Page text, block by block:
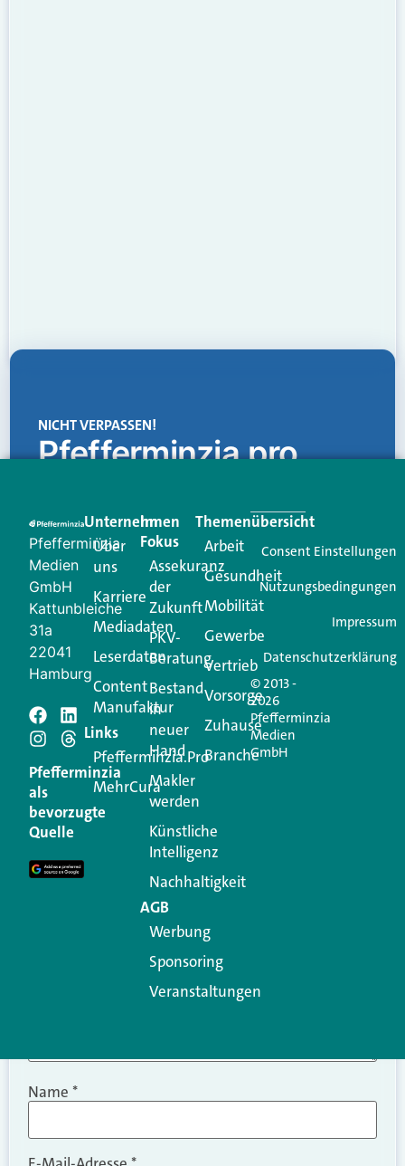
NICHT VERPASSEN!
Pfefferminzia.pro
Creator für Ihre Kundenkommunikation. Alles, was
Ihren Vertriebsalltag leichter macht. Mit nur einem
Login.
Jetzt anmelden
Schreiben Sie einen
Kommentar
Ihre E-Mail-Adresse wird nicht veröffentlicht.
Erforderliche Felder sind mit
Kommentar
Name *
Pfefferminzia
Medien
GmbH
Kattunbleiche
31a
22041
Hamburg
Pfefferminzia
als
bevorzugte
Quelle
Unternehmen
Über
uns
Karriere
Mediadaten
Leserdaten
Content
Manufaktur
Links
Pfefferminzia.Pro
MehrCura
Im
Fokus
Assekuranz
der
Zukunft
PKV-
Beratung
Bestand
in
neuer
Hand
Makler
werden
Künstliche
Intelligenz
Nachhaltigkeit
AGB
Werbung
Sponsoring
Veranstaltungen
Themenübersicht
Arbeit
Gesundheit
Mobilität
Gewerbe
Vertrieb
Vorsorge
Zuhause
Branche
© 2013 -
2026
Pfefferminzia
Medien
GmbH
Consent Einstellungen
Nutzungsbedingungen
Impressum
Datenschutzerklärung